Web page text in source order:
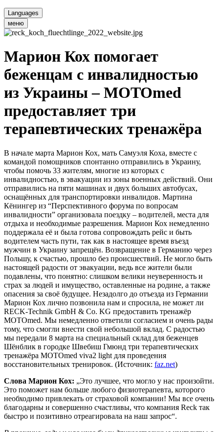
Languages
меню
Марион Кох помогает
беженцам с инвалидностью
из Украины – MOTOmed
предоставляет три
терапевтических тренажёра
В начале марта Марион Кох, мать Самуэля Коха, вместе с
командой помощников спонтанно отправились в Украину,
чтобы помочь 33 жителям, многие из которых с
инвалидностью, в эвакуации из зоны военных действий. Они
отправились на пяти машинах и двух больших автобусах,
оснащённых для транспортировки инвалидов. Мартина
Кёнингер из “Перспективного форума по вопросам
инвалидности” организовала поездку – водителей, места для
отдыха и необходимые разрешения. Марион Кох немедленно
поддержала её и была готова сопровождать рейс и быть
водителем часть пути, так как в настоящее время въезд
мужчин в Украину запрещён. Возвращение в Германию через
Польшу, к счастью, прошло без происшествий. Не могло быть
настоящей радости от эвакуации, ведь все жители были
подавлены, что понятно: слишком велики неуверенность и
страх за людей и имущество, оставленные на родине, а также
опасения за своё будущее. Незадолго до отъезда из Германии
Марион Кох лично позвонила нам и спросила, не может ли
RECK-Technik GmbH & Co. KG предоставить тренажёр
MOTOmed. Мы немедленно ответили согласием и очень рады
тому, что смогли внести свой небольшой вклад. С радостью
мы передали 8 марта на специальный склад для беженцев
Шёнблик в городке Швебиш Гмюнд три терапевтических
тренажёра MOTOmed viva2 light для проведения
восстановительных тренировок. (Источник: faz.net)
Слова Марион Кох: „Это лучшее, что могло у нас произойти.
Это поможет нам больше любого физиотерапевта, которого
необходимо привлекать от страховой компании! Мы все очень
благодарны и совершенно счастливы, что компания Reck так
быстро и позитивно отреагировала на наш запрос“.